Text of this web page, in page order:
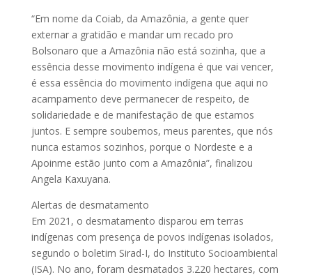
“Em nome da Coiab, da Amazônia, a gente quer
externar a gratidão e mandar um recado pro
Bolsonaro que a Amazônia não está sozinha, que a
essência desse movimento indígena é que vai vencer,
é essa essência do movimento indígena que aqui no
acampamento deve permanecer de respeito, de
solidariedade e de manifestação de que estamos
juntos. E sempre soubemos, meus parentes, que nós
nunca estamos sozinhos, porque o Nordeste e a
Apoinme estão junto com a Amazônia”, finalizou
Angela Kaxuyana.
Alertas de desmatamento
Em 2021, o desmatamento disparou em terras
indígenas com presença de povos indígenas isolados,
segundo o boletim Sirad-I, do Instituto Socioambiental
(ISA). No ano, foram desmatados 3.220 hectares, com